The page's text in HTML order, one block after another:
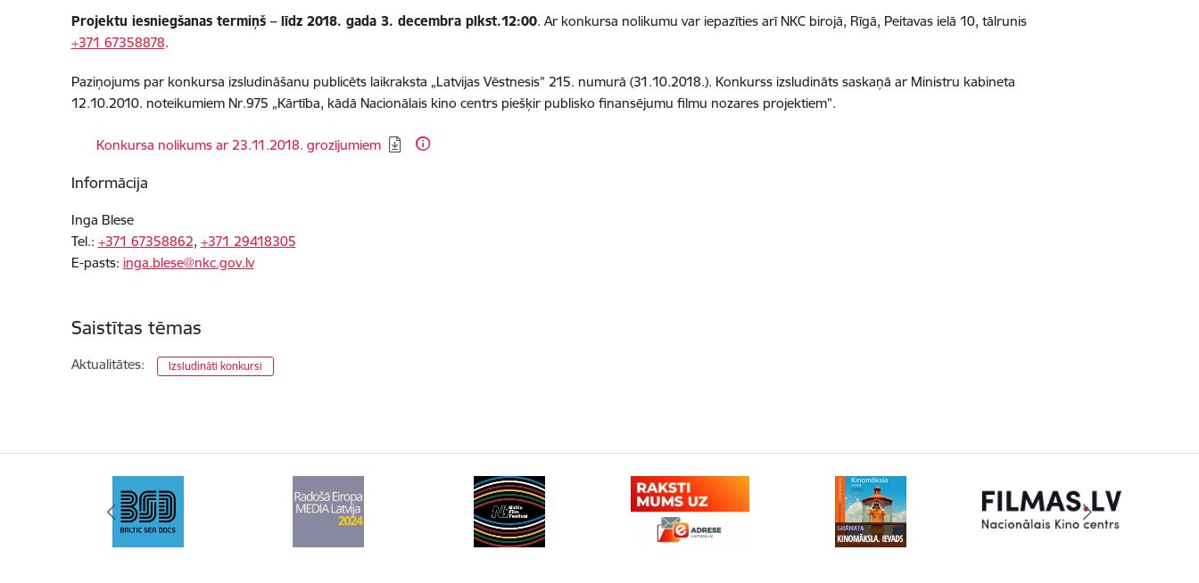
Projektu iesniegšanas termiņš – līdz 2018. gada 3. decembra plkst.12:00. Ar konkursa nolikumu var iepazīties arī NKC birojā, Rīgā, Peitavas ielā 10, tālrunis
+371 67358878.
Paziņojums par konkursa izsludināšanu publicēts laikraksta „Latvijas Vēstnesis” 215. numurā (31.10.2018.). Konkurss izsludināts saskaņā ar Ministru kabineta
12.10.2010. noteikumiem Nr.975 „Kārtība, kādā Nacionālais kino centrs piešķir publisko finansējumu filmu nozares projektiem”.
Lejupielādēt:
Konkursa nolikums ar 23.11.2018. grozījumiem
Informācija
Inga Blese
Tel.: +371 67358862, +371 29418305
E-pasts: inga.blese@nkc.gov.lv
Saistītas tēmas
Aktualitātes: Izsludināti konkursi